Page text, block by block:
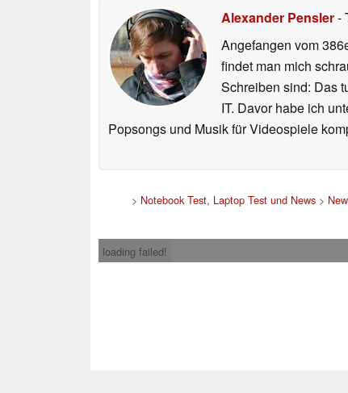
Alexander Pensler-
Angefangen vom
findet man mich
Schreiben sind: Das
IT. Davor habe ich
Popsongs und Musik für Videospiele
> Notebook Test, Laptop Test und News >
loading failed!